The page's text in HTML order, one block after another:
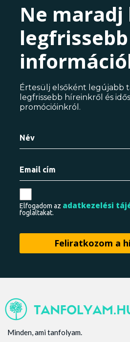
Ne maradj
legfrissebb
Értesülj elsőként legújabb
legfrissebb híreinkről és
promócióinkról.
Elfogadom az adatkezelési
foglaltakat.
Minden, ami tanfolyam.